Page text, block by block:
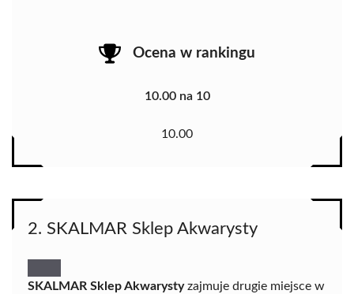
Ocena w rankingu
10.00 na 10
10.00
2. SKALMAR Sklep Akwarysty
SKALMAR Sklep Akwarystyzajmuje drugie miejsce w